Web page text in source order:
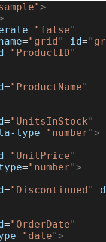
>
="false"
="grid" id=
="ProductID"
="ProductName"
="UnitsInStock"
type="number">
="UnitPrice"
="number">
="Discontinued"
="OrderDate"
="date">